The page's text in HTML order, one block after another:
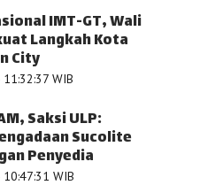
IMT-GT, Wali
Langkah Kota
City
WIB
Saksi ULP:
Sucolite
Penyedia
WIB